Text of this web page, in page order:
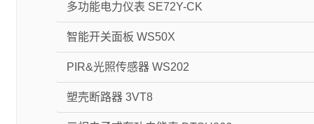
多功能电力仪表 SE72Y-CK
智能开关面板 WS50X
PIR&光照传感器 WS202
塑壳断路器 3VT8